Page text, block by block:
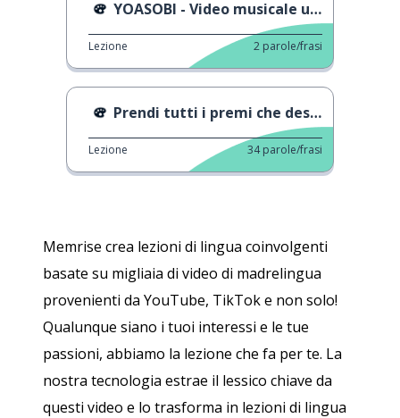
Memrise crea lezioni di lingua coinvolgenti
basate su migliaia di video di madrelingua
provenienti da YouTube, TikTok e non solo!
Qualunque siano i tuoi interessi e le tue
passioni, abbiamo la lezione che fa per te. La
nostra tecnologia estrae il lessico chiave da
questi video e lo trasforma in lezioni di lingua
YOASOBI - Video musicale ufficiale
Lezione 2 parole/frasi
Prendi tutti i premi che desidero
Lezione 34 parole/frasi